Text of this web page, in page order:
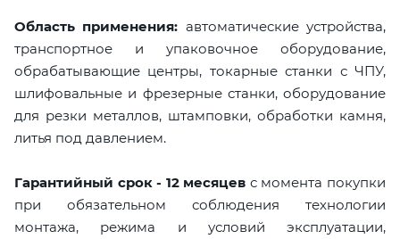
Область применения: автоматические устройства,
транспортное и упаковочное оборудование,
обрабатывающие центры, токарные станки с ЧПУ,
шлифовальные и фрезерные станки, оборудование
для резки металлов, штамповки, обработки камня,
литья под давлением.
Гарантийный срок - 12 месяцев с момента покупки
при обязательном соблюдения технологии
монтажа, режима и условий эксплуатации,